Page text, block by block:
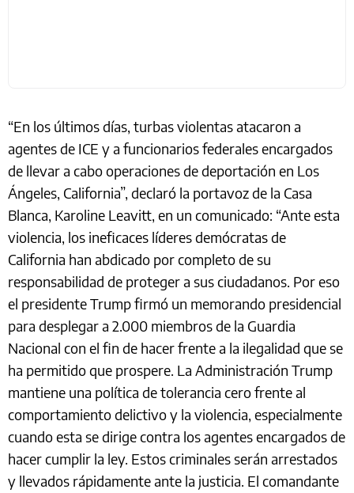
“En los últimos días, turbas violentas atacaron a
agentes de ICE y a funcionarios federales encargados
de llevar a cabo operaciones de deportación en Los
Ángeles, California”, declaró la portavoz de la Casa
Blanca, Karoline Leavitt, en un comunicado: “Ante esta
violencia, los ineficaces líderes demócratas de
California han abdicado por completo de su
responsabilidad de proteger a sus ciudadanos. Por eso
el presidente Trump firmó un memorando presidencial
para desplegar a 2.000 miembros de la Guardia
Nacional con el fin de hacer frente a la ilegalidad que se
ha permitido que prospere. La Administración Trump
mantiene una política de tolerancia cero frente al
comportamiento delictivo y la violencia, especialmente
cuando esta se dirige contra los agentes encargados de
hacer cumplir la ley. Estos criminales serán arrestados
y llevados rápidamente ante la justicia. El comandante